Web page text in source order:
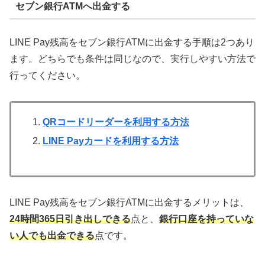
セブン銀行ATMへ出金する
LINE Pay残高をセブン銀行ATMに出金する手順は2つあり
ます。どちらでも条件は同じなので、実行しやすい方法で
行ってください。
QRコードリーダーを利用する方法
LINE Payカードを利用する方法
LINE Pay残高をセブン銀行ATMに出金するメリットは、
24時間365日引き出しできる点と、 銀行口座を持っていな
い人でも出金できる点です。